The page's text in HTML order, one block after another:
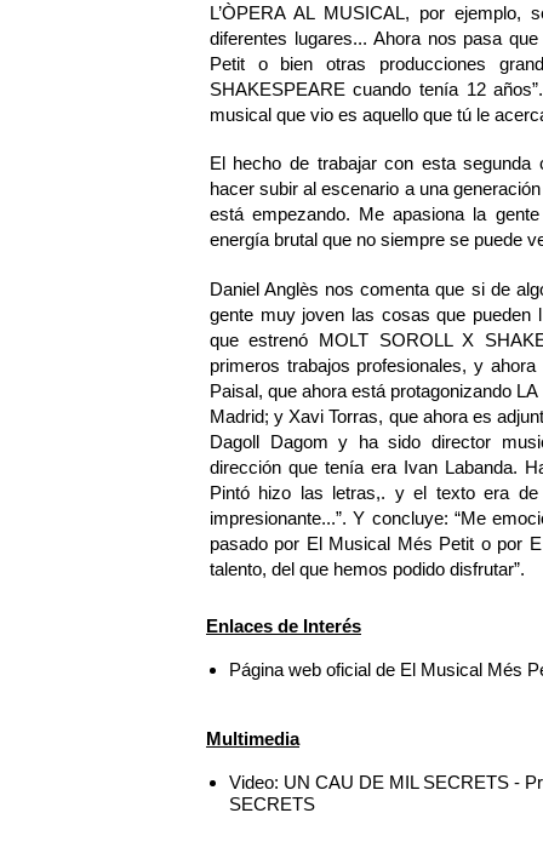
L’ÒPERA AL MUSICAL, por ejemplo,
diferentes lugares... Ahora nos pasa
Petit o bien otras producciones
SHAKESPEARE cuando tenía 12
musical que vio es aquello que tú le
El hecho de trabajar con esta segunda
hacer subir al escenario a una
está empezando. Me apasiona la
energía brutal que no siempre se puede
Daniel Anglès nos comenta que si de
gente muy joven las cosas que pueden
que estrenó MOLT SOROLL X
primeros trabajos profesionales, y
Paisal, que ahora está protagonizando
Madrid; y Xavi Torras, que ahora es
Dagoll Dagom y ha sido director
dirección que tenía era Ivan Labanda.
Pintó hizo las letras,. y el texto era
impresionante...”. Y concluye: “Me
pasado por El Musical Més Petit o por
talento, del que hemos podido disfrutar”.
Enlaces de Interés
Página web oficial de El Musical Més
Multimedia
Video: UN CAU DE MIL SECRETS -
SECRETS